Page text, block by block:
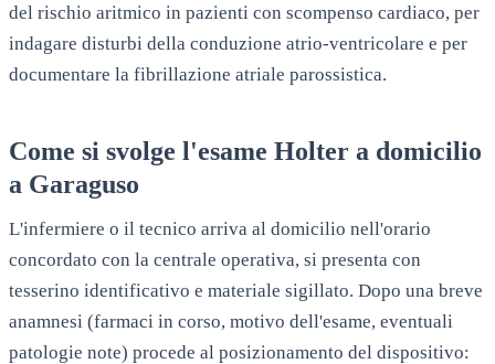
del rischio aritmico in pazienti con scompenso cardiaco, per
indagare disturbi della conduzione atrio-ventricolare e per
documentare la fibrillazione atriale parossistica.
Come si svolge l'esame Holter a domicilio
a Garaguso
L'infermiere o il tecnico arriva al domicilio nell'orario
concordato con la centrale operativa, si presenta con
tesserino identificativo e materiale sigillato. Dopo una breve
anamnesi (farmaci in corso, motivo dell'esame, eventuali
patologie note) procede al posizionamento del dispositivo: